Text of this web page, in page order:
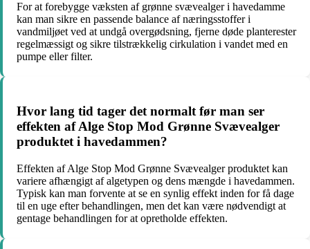
For at forebygge væksten af grønne svævealger i havedamme
kan man sikre en passende balance af næringsstoffer i
vandmiljøet ved at undgå overgødsning, fjerne døde planterester
regelmæssigt og sikre tilstrækkelig cirkulation i vandet med en
pumpe eller filter.
Hvor lang tid tager det normalt før man ser
effekten af Alge Stop Mod Grønne Svævealger
produktet i havedammen?
Effekten af Alge Stop Mod Grønne Svævealger produktet kan
variere afhængigt af algetypen og dens mængde i havedammen.
Typisk kan man forvente at se en synlig effekt inden for få dage
til en uge efter behandlingen, men det kan være nødvendigt at
gentage behandlingen for at opretholde effekten.